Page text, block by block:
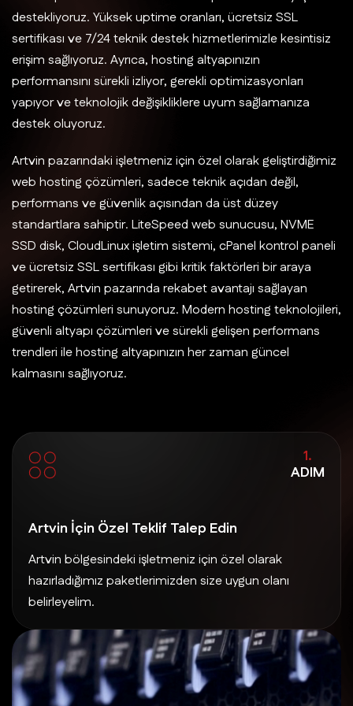
destekliyoruz. Yüksek uptime oranları, ücretsiz SSL
sertifikası ve 7/24 teknik destek hizmetlerimizle kesintisiz
erişim sağlıyoruz. Ayrıca, hosting altyapınızın
performansını sürekli izliyor, gerekli optimizasyonları
yapıyor ve teknolojik değişikliklere uyum sağlamanıza
destek oluyoruz.
Artvin pazarındaki işletmeniz için özel olarak geliştirdiğimiz
web hosting çözümleri, sadece teknik açıdan değil,
performans ve güvenlik açısından da üst düzey
standartlara sahiptir. LiteSpeed web sunucusu, NVME
SSD disk, CloudLinux işletim sistemi, cPanel kontrol paneli
ve ücretsiz SSL sertifikası gibi kritik faktörleri bir araya
getirerek, Artvin pazarında rekabet avantajı sağlayan
hosting çözümleri sunuyoruz. Modern hosting teknolojileri,
güvenli altyapı çözümleri ve sürekli gelişen performans
trendleri ile hosting altyapınızın her zaman güncel
kalmasını sağlıyoruz.
1.
ADIM
Artvin İçin Özel Teklif Talep Edin
Artvin bölgesindeki işletmeniz için özel olarak
hazırladığımız paketlerimizden size uygun olanı
belirleyelim.